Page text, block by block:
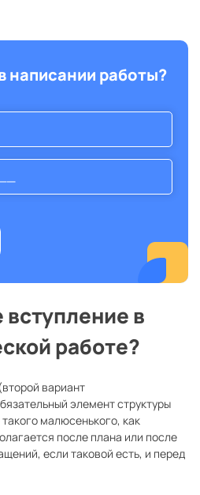
работы?
вступление в
работе?
вариант
элемент структуры
малюсенького, как
после плана или после
если таковой есть, и перед